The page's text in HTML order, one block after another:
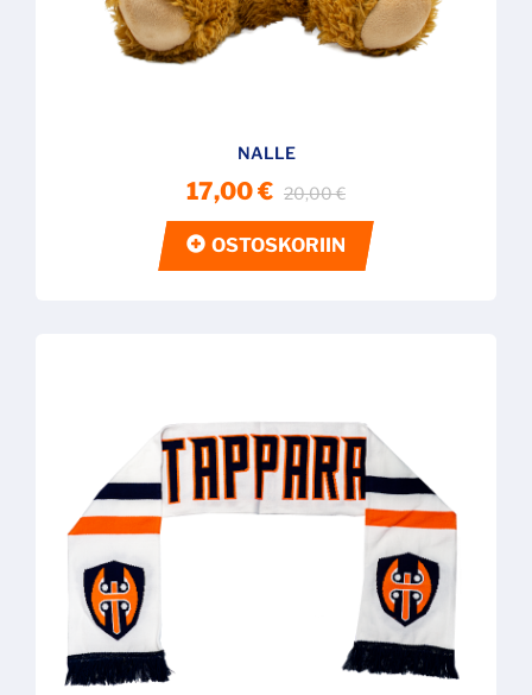
NALLE
17,00 € 20,00 €
OSTOSKORIIN